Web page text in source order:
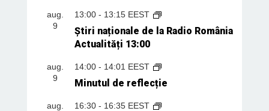
aug.
9
13:00- 13:15 EEST
Știri naționale de la Radio România
Actualități 13:00
aug.
9
14:00- 14:01 EEST
Minutul de reflecție
aug.
16:30- 16:35 EEST